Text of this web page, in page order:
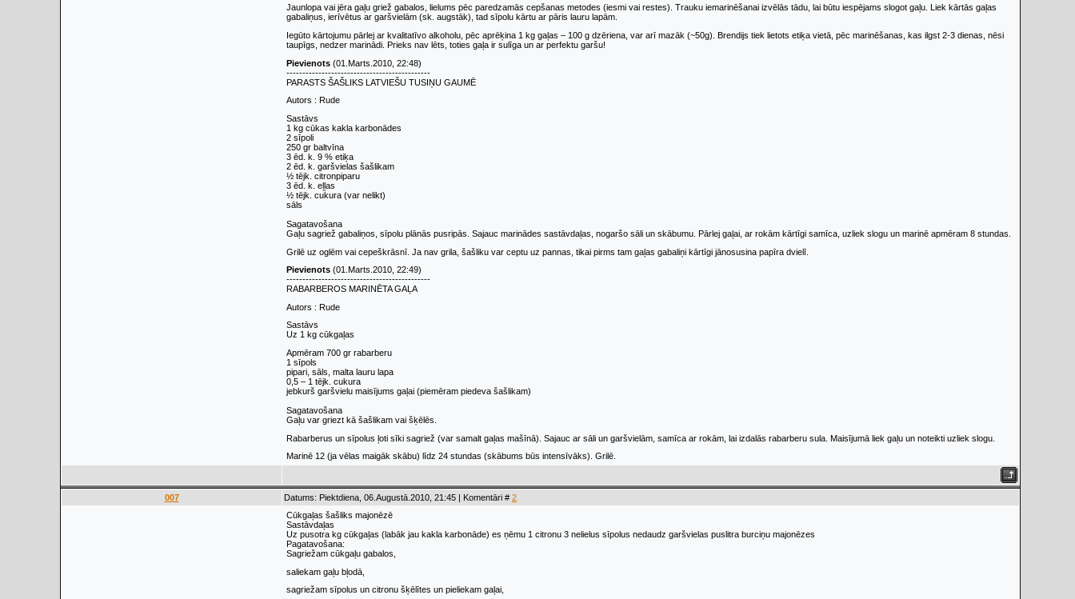
Jaunlopa vai jēra gaļu griež gabalos, lielums pēc paredzamās cepšanas metodes (iesmi vai restes). Trauku iemarinēšanai izvēlās tādu, lai būtu iespējams slogot gaļu. Liek kārtās gaļas
gabaliņus, ierīvētus ar garšvielām (sk. augstāk), tad sīpolu kārtu ar pāris lauru lapām.
Iegūto kārtojumu pārlej ar kvalitatīvo alkoholu, pēc aprēķina 1 kg gaļas – 100 g dzēriena, var arī mazāk (~50g). Brendijs tiek lietots etiķa vietā, pēc marinēšanas, kas ilgst 2-3 dienas, nēsi
taupīgs, nedzer marinādi. Prieks nav lēts, toties gaļa ir sulīga un ar perfektu garšu!
Pievienots (01.Marts.2010, 22:48)
---------------------------------------------
PARASTS ŠAŠLIKS LATVIEŠU TUSIŅU GAUMĒ
Autors : Rude
Sastāvs
1 kg cūkas kakla karbonādes
2 sīpoli
250 gr baltvīna
3 ēd. k. 9 % etiķa
2 ēd. k. garšvielas šašlikam
½ tējk. citronpiparu
3 ēd. k. eļļas
½ tējk. cukura (var nelikt)
sāls
Sagatavošana
Gaļu sagriež gabaliņos, sīpolu plānās pusripās. Sajauc marinādes sastāvdaļas, nogaršo sāli un skābumu. Pārlej gaļai, ar rokām kārtīgi samīca, uzliek slogu un marinē apmēram 8 stundas.
Grilē uz oglēm vai cepeškrāsnī. Ja nav grila, šašliku var ceptu uz pannas, tikai pirms tam gaļas gabaliņi kārtīgi jānosusina papīra dvielī.
Pievienots (01.Marts.2010, 22:49)
---------------------------------------------
RABARBEROS MARINĒTA GAĻA
Autors : Rude
Sastāvs
Uz 1 kg cūkgaļas
Apmēram 700 gr rabarberu
1 sīpols
pipari, sāls, malta lauru lapa
0,5 – 1 tējk. cukura
jebkurš garšvielu maisījums gaļai (piemēram piedeva šašlikam)
Sagatavošana
Gaļu var griezt kā šašlikam vai šķēlēs.
Rabarberus un sīpolus ļoti sīki sagriež (var samalt gaļas mašīnā). Sajauc ar sāli un garšvielām, samīca ar rokām, lai izdalās rabarberu sula. Maisījumā liek gaļu un noteikti uzliek slogu.
Marinē 12 (ja vēlas maigāk skābu) līdz 24 stundas (skābums būs intensīvāks). Grilē.
007 Datums: Piektdiena, 06.Augustā.2010, 21:45 | Komentāri # 2
Cūkgaļas šašliks majonēzē
Sastāvdaļas
Uz pusotra kg cūkgaļas (labāk jau kakla karbonāde) es ņēmu 1 citronu 3 nelielus sīpolus nedaudz garšvielas puslitra burciņu majonēzes
Pagatavošana:
Sagriežam cūkgaļu gabalos,
saliekam gaļu bļodā,
sagriežam sīpolus un citronu šķēlītes un pieliekam gaļai,